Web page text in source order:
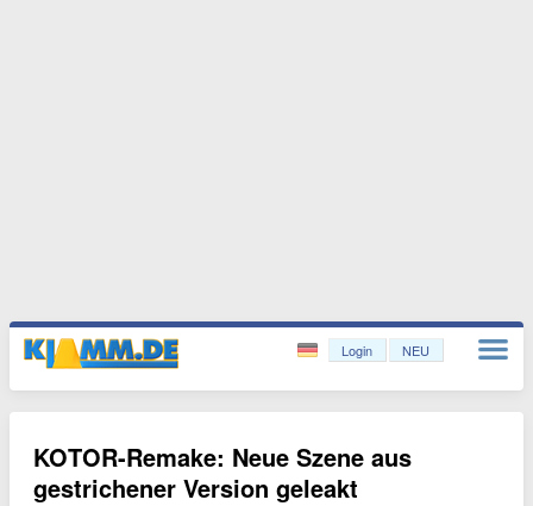
Login NEU
KOTOR-Remake: Neue Szene aus
gestrichener Version geleakt